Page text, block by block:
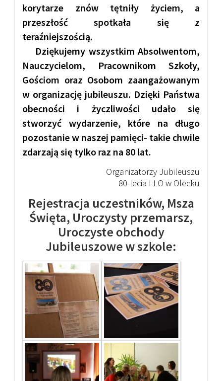
korytarze znów tętniły życiem, a
przeszłość spotkała się z
teraźniejszością.
Dziękujemy wszystkim Absolwentom,
Nauczycielom, Pracownikom Szkoły,
Gościom oraz Osobom zaangażowanym
w organizację jubileuszu. Dzięki Państwa
obecności i życzliwości udało się
stworzyć wydarzenie, które na długo
pozostanie w naszej pamięci- takie chwile
zdarzają się tylko raz na 80 lat.
Organizatorzy Jubileuszu
80-lecia I LO w Olecku
Rejestracja uczestników, Msza
Święta, Uroczysty przemarsz,
Uroczyste obchody
Jubileuszowe w szkole: